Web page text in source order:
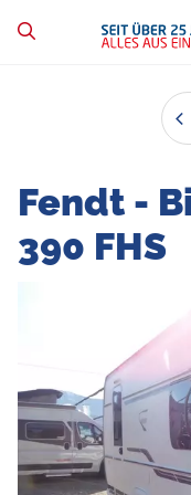
Fendt -
390 FHS